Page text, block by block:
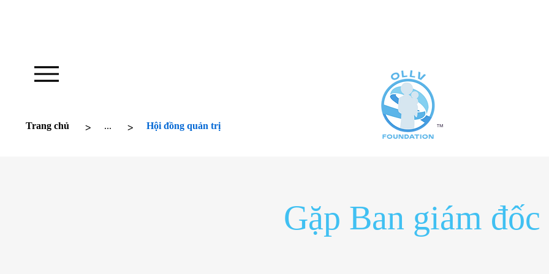
Trang chủ > ... > Hội đồng quản trị ™
Gặp Ban giám đốc